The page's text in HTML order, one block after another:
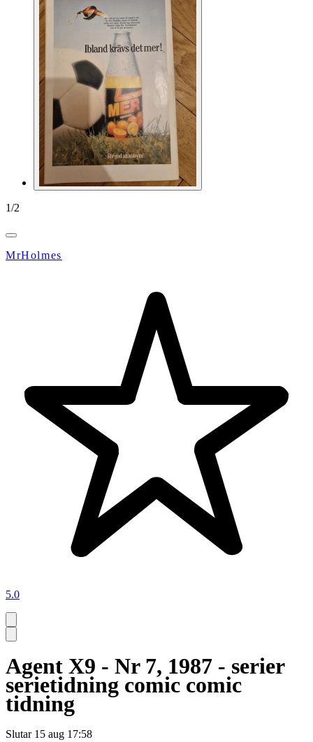
1/2
MrHolmes
5.0
Agent X9 - Nr 7, 1987 - serier
serietidning comic comic
tidning
Slutar 15 aug 17:58